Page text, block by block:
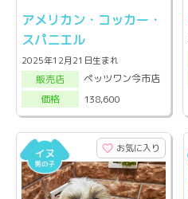
アメリカン・コッカー・
スパニエル
2025年12月21日生まれ
販売店
ペッツワン今市店
価格
138,600
お気に入り